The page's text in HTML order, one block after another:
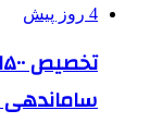
4 روز پیش